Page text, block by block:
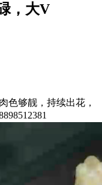
，大V
色够靓，持续出花，